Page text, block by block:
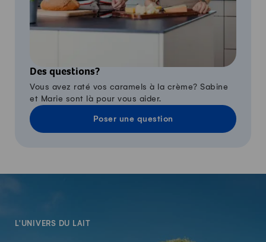
Des questions?
Vous avez raté vos caramels à la crème? Sabine
et Marie sont là pour vous aider.
Poser une question
L'UNIVERS DU LAIT